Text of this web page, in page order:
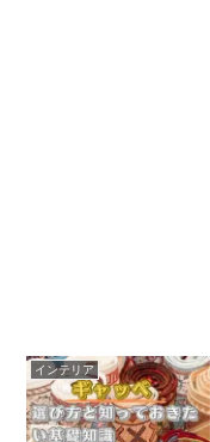
インテリア